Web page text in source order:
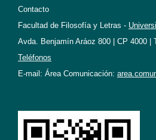
Contacto
Facultad de Filosofía y Letras -
Avda. Benjamín Aráoz 800 | CP 4000 |
Teléfonos
E-mail: Área Comunicación: